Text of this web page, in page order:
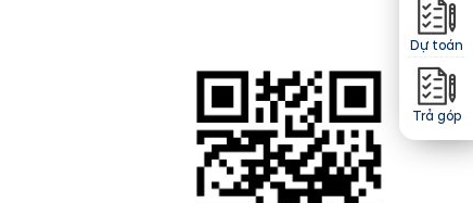
Dự toán
Trả góp